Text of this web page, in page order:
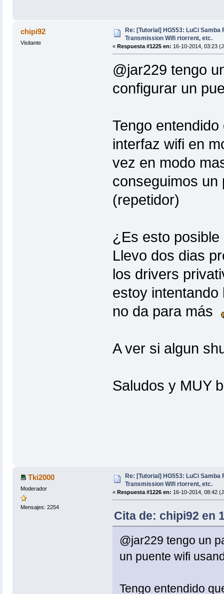
chipi92
Visitante
Re: [Tutorial] HG553: LuCi Samba
Transmission Wifi rtorrent, etc.
« Respuesta #1225 en: 16-10-2014, 03:23
@jar229 tengo
configurar un
Tengo
interfaz wifi en
vez en modo
conseguimos un
(repetidor)
¿Es esto
Llevo dos dias
los drivers
estoy intentando
no da para más
A ver si algun
Saludos y MUY
Tki2000
Moderador
Mensajes: 2254
Re: [Tutorial] HG553: LuCi Samba
Transmission Wifi rtorrent, etc.
« Respuesta #1226 en: 16-10-2014, 08:42
Cita de: chipi92 en
@jar229 tengo un
un puente wifi
Tengo entendido